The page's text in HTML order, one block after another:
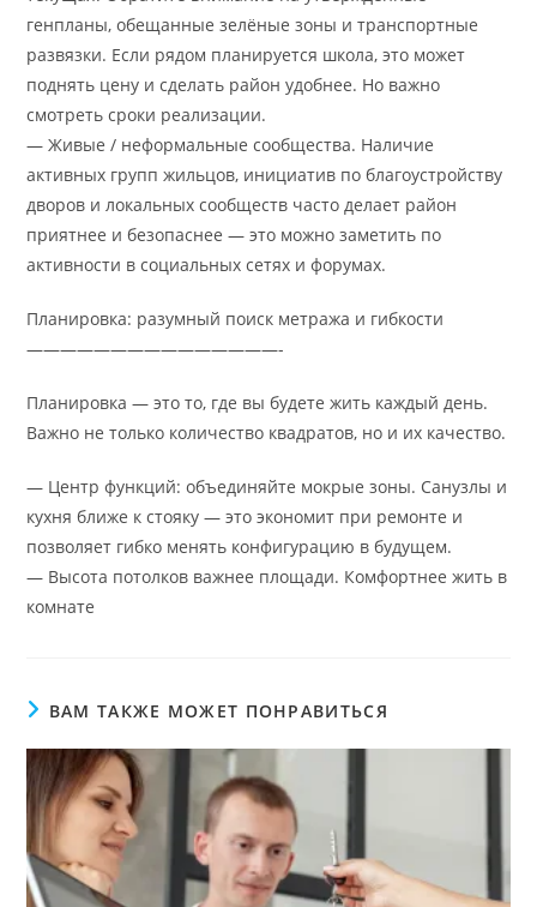
генпланы, обещанные зелёные зоны и транспортные
развязки. Если рядом планируется школа, это может
поднять цену и сделать район удобнее. Но важно
смотреть сроки реализации.
— Живые / неформальные сообщества. Наличие
активных групп жильцов, инициатив по благоустройству
дворов и локальных сообществ часто делает район
приятнее и безопаснее — это можно заметить по
активности в социальных сетях и форумах.
Планировка: разумный поиск метража и гибкости
———————————————-
Планировка — это то, где вы будете жить каждый день.
Важно не только количество квадратов, но и их качество.
— Центр функций: объединяйте мокрые зоны. Санузлы и
кухня ближе к стояку — это экономит при ремонте и
позволяет гибко менять конфигурацию в будущем.
— Высота потолков важнее площади. Комфортнее жить в
комнате
ВАМ ТАКЖЕ МОЖЕТ ПОНРАВИТЬСЯ